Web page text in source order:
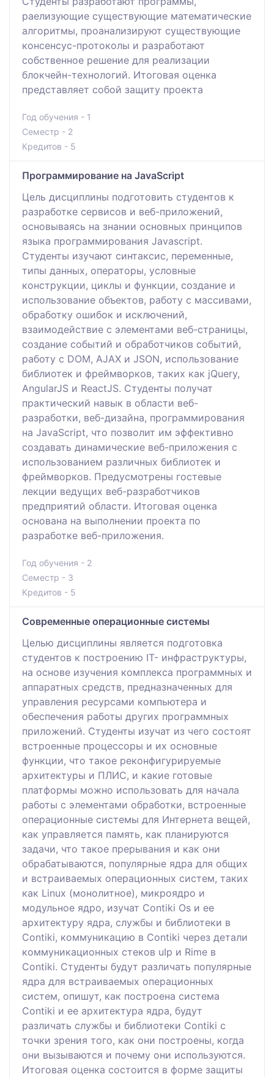
раелизующие существующие математические
алгоритмы, проанализируют существующие
консенсус-протоколы и разработают
собственное решение для реализации
блокчейн-технологий. Итоговая оценка
представляет собой защиту проекта
Год обучения - 1
Семестр - 2
Кредитов - 5
Программирование на JavaScript
Цель дисциплины подготовить студентов к
разработке сервисов и веб-приложений,
основываясь на знании основных принципов
языка программирования Javascript.
Студенты изучают синтаксис, переменные,
типы данных, операторы, условные
конструкции, циклы и функции, создание и
использование объектов, работу с массивами,
обработку ошибок и исключений,
взаимодействие с элементами веб-страницы,
создание событий и обработчиков событий,
работу с DOM, AJAX и JSON, использование
библиотек и фреймворков, таких как jQuery,
AngularJS и ReactJS. Студенты получат
практический навык в области веб-
разработки, веб-дизайна, программирования
на JavaScript, что позволит им эффективно
создавать динамические веб-приложения с
использованием различных библиотек и
фреймворков. Предусмотрены гостевые
лекции ведущих веб-разработчиков
предприятий области. Итоговая оценка
основана на выполнении проекта по
разработке веб-приложения.
Год обучения - 2
Семестр - 3
Кредитов - 5
Современные операционные системы
Целью дисциплины является подготовка
студентов к построению IT- инфраструктуры,
на основе изучения комплекса программных и
аппаратных средств, предназначенных для
управления ресурсами компьютера и
обеспечения работы других программных
приложений. Студенты изучат из чего состоят
встроенные процессоры и их основные
функции, что такое реконфигурируемые
архитектуры и ПЛИС, и какие готовые
платформы можно использовать для начала
работы с элементами обработки, встроенные
операционные системы для Интернета вещей,
как управляется память, как планируются
задачи, что такое прерывания и как они
обрабатываются, популярные ядра для общих
и встраиваемых операционных систем, таких
как Linux (монолитное), микроядро и
модульное ядро, изучат Contiki Os и ее
архитектуру ядра, службы и библиотеки в
Contiki, коммуникацию в Contiki через детали
коммуникационных стеков uIp и Rime в
Contiki. Студенты будут различать популярные
ядра для встраиваемых операционных
систем, опишут, как построена система
Contiki и ее архитектура ядра, будут
различать службы и библиотеки Contiki с
точки зрения того, как они построены, когда
они вызываются и почему они используются.
Итоговая оценка состоится в форме защиты